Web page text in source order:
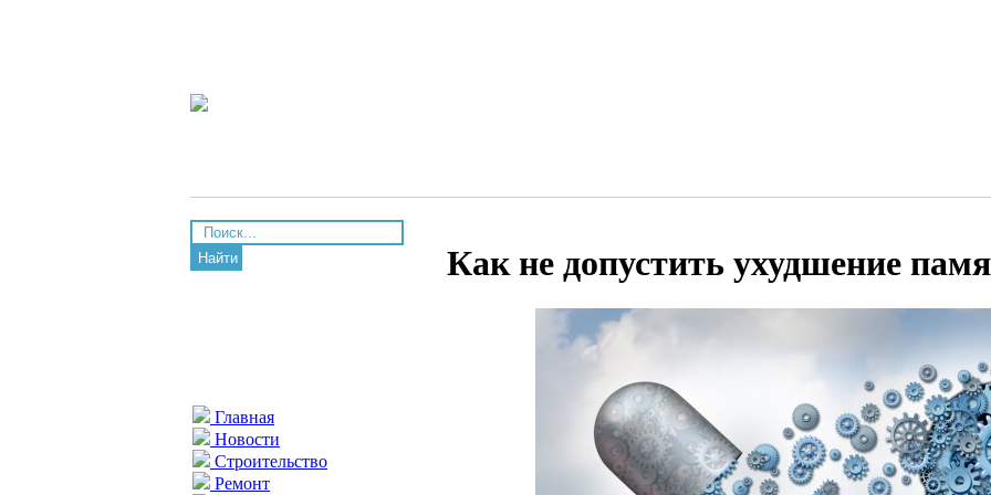
Найти
Главная
Новости
Строительство
Ремонт
Как не допустить ухудшение